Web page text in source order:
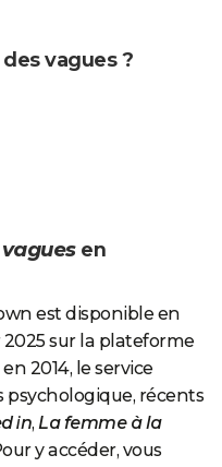
vagues ?
en
est disponible en
sur la plateforme
2014, le service
récents
in, La femme à la
y accéder, vous